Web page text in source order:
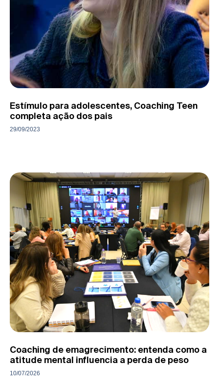
Estímulo para adolescentes, Coaching Teen
completa ação dos pais
29/09/2023
Coaching de emagrecimento: entenda como a
atitude mental influencia a perda de peso
10/07/2026